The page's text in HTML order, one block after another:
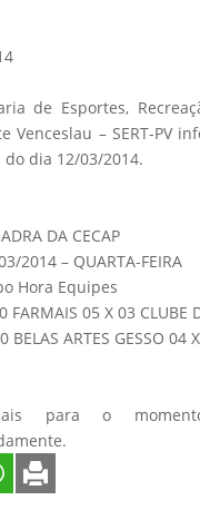
de Esportes,
Venceslau – SERT-PV
do dia 12/03/2014.
DA CECAP
2014 – QUARTA-FEIRA
Hora Equipes
FARMAIS 05 X 03 CLUBE
BELAS ARTES GESSO 04
para o momento